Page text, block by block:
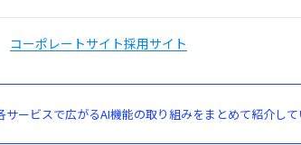
コーポレートサイト採用サイト
ービスで広がるAI機能の取り組みをまとめて紹介し